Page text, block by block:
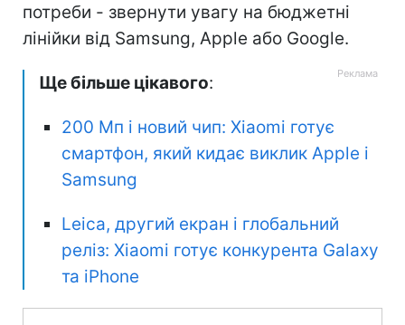
потреби - звернути увагу на бюджетні
лінійки від Samsung, Apple або Google.
Ще більше цікавого:
200 Мп і новий чип: Xiaomi готує
смартфон, який кидає виклик Apple і
Samsung
Leica, другий екран і глобальний
реліз: Xiaomi готує конкурента Galaxy
та iPhone